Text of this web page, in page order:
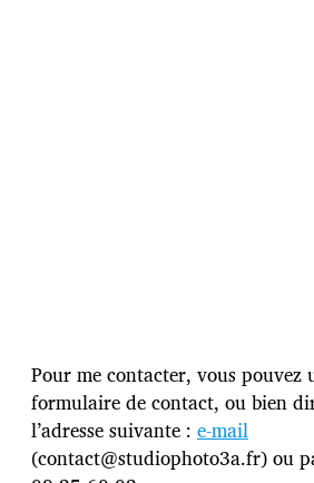
Pour me contacter, vous pouvez
formulaire de contact, ou bien
l’adresse suivante : e-mail
(contact@studiophoto3a.fr) ou